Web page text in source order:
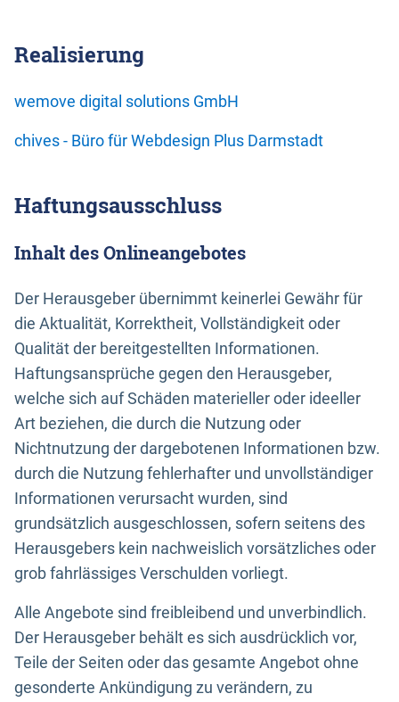
Realisierung
wemove digital solutions GmbH
chives - Büro für Webdesign Plus Darmstadt
Haftungsausschluss
Inhalt des Onlineangebotes
Der Herausgeber übernimmt keinerlei Gewähr für
die Aktualität, Korrektheit, Vollständigkeit oder
Qualität der bereitgestellten Informationen.
Haftungsansprüche gegen den Herausgeber,
welche sich auf Schäden materieller oder ideeller
Art beziehen, die durch die Nutzung oder
Nichtnutzung der dargebotenen Informationen bzw.
durch die Nutzung fehlerhafter und unvollständiger
Informationen verursacht wurden, sind
grundsätzlich ausgeschlossen, sofern seitens des
Herausgebers kein nachweislich vorsätzliches oder
grob fahrlässiges Verschulden vorliegt.
Alle Angebote sind freibleibend und unverbindlich.
Der Herausgeber behält es sich ausdrücklich vor,
Teile der Seiten oder das gesamte Angebot ohne
gesonderte Ankündigung zu verändern, zu